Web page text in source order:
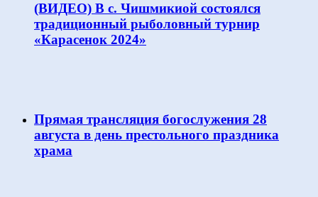
(ВИДЕО) В с. Чишмикиой состоялся
традиционный рыболовный турнир
«Карасенок 2024»
Прямая трансляция богослужения 28
августа в день престольного праздника
храма